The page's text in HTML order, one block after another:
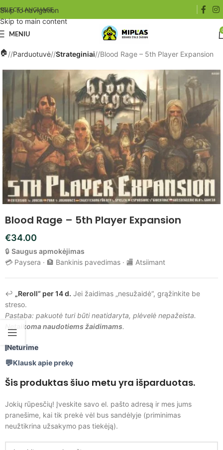
Skip to navigation
Skip to main content
SELECT LANGUAGE
MENIU
/ Parduotuvė/ Strateginiai/ Blood Rage – 5th Player Expansion
Blood Rage – 5th Player Expansion
€34.00
🔒 Saugus apmokėjimas
💳 Paysera · 🏦 Bankinis pavedimas · 🏬 Atsiimant
↩️ „Reroll“ per 14 d. Jei žaidimas „nesužaidė“, grąžinkite be
streso.
Pastaba: pakuotė turi būti neatidaryta, plėvelė nepažeista.
Netaikoma naudotiems žaidimams.
Neturime
Klausk apie prekę
Šis produktas šiuo metu yra išparduotas.
Jokių rūpesčių! Įveskite savo el. pašto adresą ir mes jums
pranešime, kai tik prekė vėl bus sandėlyje (priminimas
neužtikrina užsakymo pas tiekėją).